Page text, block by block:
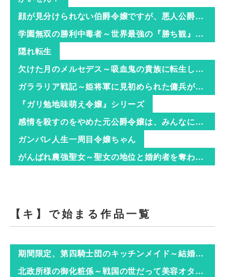
顔が見分けられない伯爵令嬢ですが、悪人公爵様に溺愛されています
学園無双の勝利中毒者～世界最強の『勝ち観』で学園の天才たちを分からせる～
隠れ転生
欠けた月のメルセデス～吸血鬼の貴族に転生したけど捨てられそうなのでダンジョンを制覇する～
ガララリア戦記～姫将軍に見初められた傭兵が、戦場で英雄になるまで～
『ガリ勉地味萌え令嬢』シリーズ
感情を殺すのをやめた元公爵令嬢は、みんなに溺愛されています！
ガンバレ人生一周目令嬢ちゃん
がんばれ農強聖女～聖女の地位と婚約者を奪われた令嬢の農業革命日誌～
【キ】で始まる作品一覧
期間限定、第四騎士団のキッチンメイド～結婚したくないので就職しました～
北政所様の御化粧係～戦国の世だって美容オタクは趣味に生きたいのです～